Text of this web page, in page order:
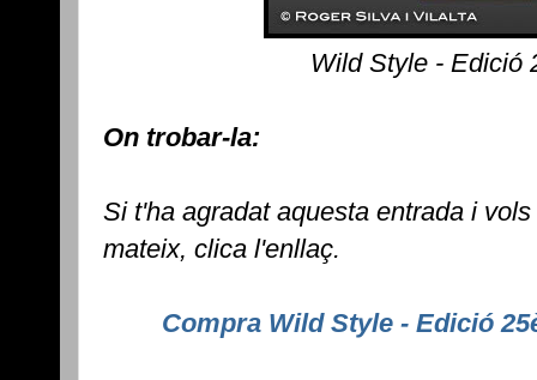
Wild Style - Edició
On trobar-la:
Si t'ha agradat aquesta entrada i
mateix, clica l'enllaç.
Compra Wild Style - Edició